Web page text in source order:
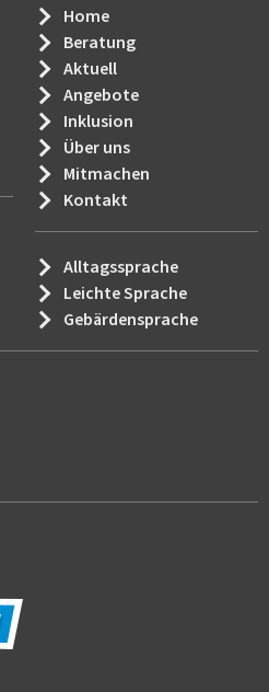
Home
Beratung
Aktuell
Angebote
Inklusion
Über uns
Mitmachen
Kontakt
Alltagssprache
Leichte Sprache
Gebärdensprache